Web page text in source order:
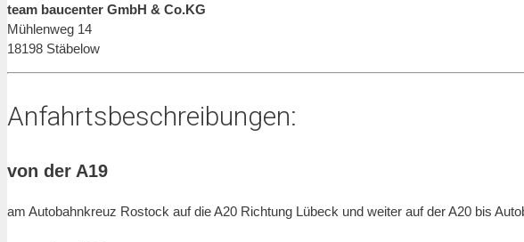
team baucenter GmbH & Co.KG
Mühlenweg 14
18198 Stäbelow
Anfahrtsbeschreibungen:
von der A19
am Autobahnkreuz Rostock auf die A20 Richtung Lübeck und weiter auf der A20 bis